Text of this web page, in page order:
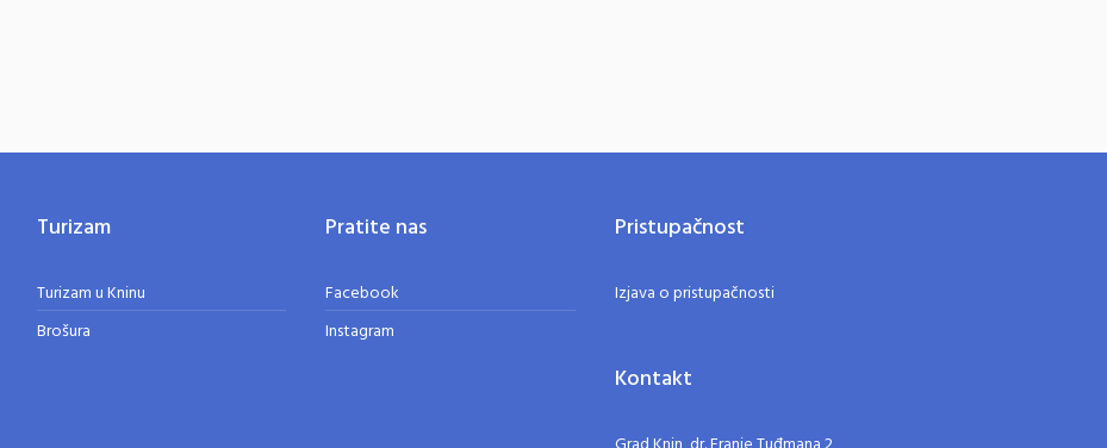
Turizam
Turizam u Kninu
Brošura
Pratite nas
Facebook
Instagram
Pristupačnost
Izjava o pristupačnosti
Kontakt